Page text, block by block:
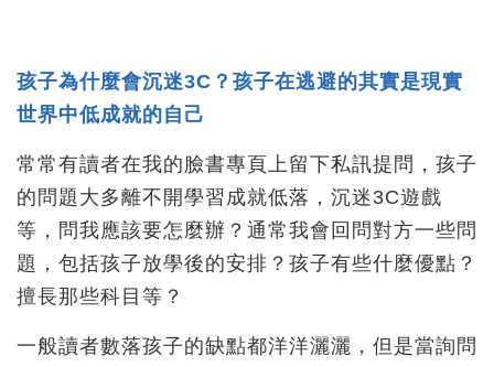
孩子為什麼會沉迷3C？孩子在逃避的其實是現實
世界中低成就的自己
常常有讀者在我的臉書專頁上留下私訊提問，孩子
的問題大多離不開學習成就低落，沉迷3C遊戲
等，問我應該要怎麼辦？通常我會回問對方一些問
題，包括孩子放學後的安排？孩子有些什麼優點？
擅長那些科目等？
一般讀者數落孩子的缺點都洋洋灑灑，但是當詢問